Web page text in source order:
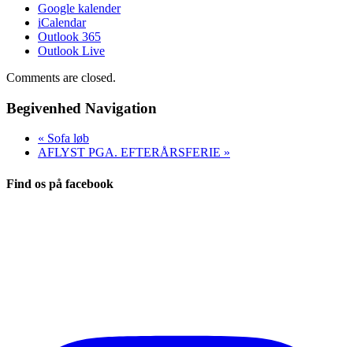
Google kalender
iCalendar
Outlook 365
Outlook Live
Comments are closed.
Begivenhed Navigation
« Sofa løb
AFLYST PGA. EFTERÅRSFERIE »
Find os på facebook